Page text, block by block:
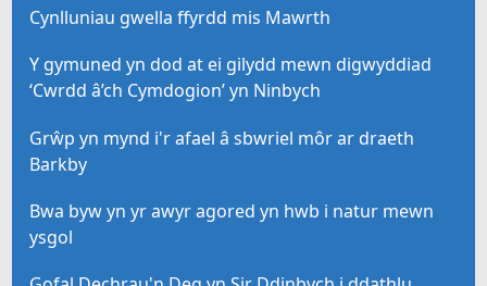
Cynlluniau gwella ffyrdd mis Mawrth
Y gymuned yn dod at ei gilydd mewn digwyddiad
‘Cwrdd â’ch Cymdogion’ yn Ninbych
Grŵp yn mynd i'r afael â sbwriel môr ar draeth
Barkby
Bwa byw yn yr awyr agored yn hwb i natur mewn
ysgol